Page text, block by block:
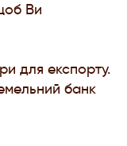
Ви
для експорту.
банк